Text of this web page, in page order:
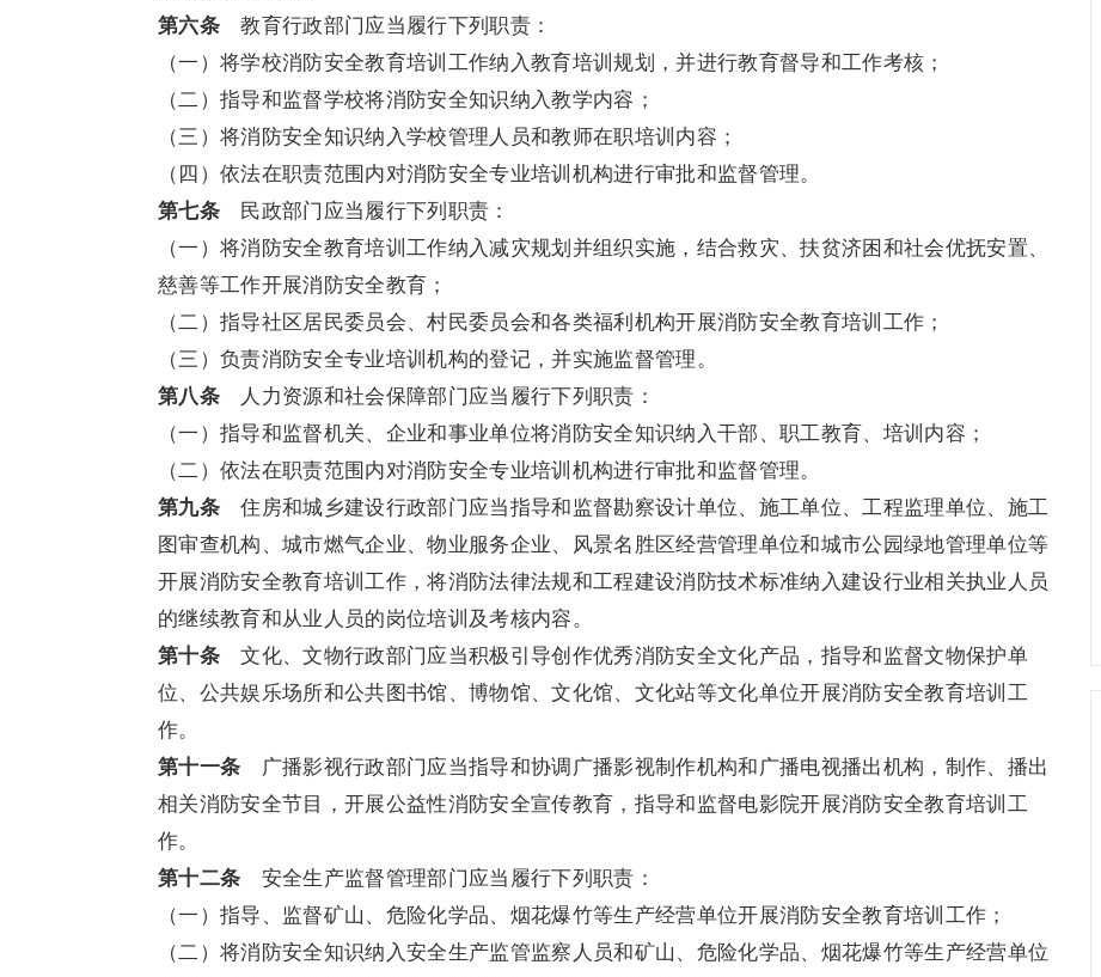
第六条 教育行政部门应当履行下列职责：
（一）将学校消防安全教育培训工作纳入教育培训规划，并进行教育督导和工作考核；
（二）指导和监督学校将消防安全知识纳入教学内容；
（三）将消防安全知识纳入学校管理人员和教师在职培训内容；
（四）依法在职责范围内对消防安全专业培训机构进行审批和监督管理。
第七条 民政部门应当履行下列职责：
（一）将消防安全教育培训工作纳入减灾规划并组织实施，结合救灾、扶贫济困和社会优抚安置、
慈善等工作开展消防安全教育；
（二）指导社区居民委员会、村民委员会和各类福利机构开展消防安全教育培训工作；
（三）负责消防安全专业培训机构的登记，并实施监督管理。
第八条 人力资源和社会保障部门应当履行下列职责：
（一）指导和监督机关、企业和事业单位将消防安全知识纳入干部、职工教育、培训内容；
（二）依法在职责范围内对消防安全专业培训机构进行审批和监督管理。
第九条 住房和城乡建设行政部门应当指导和监督勘察设计单位、施工单位、工程监理单位、施工
图审查机构、城市燃气企业、物业服务企业、风景名胜区经营管理单位和城市公园绿地管理单位等
开展消防安全教育培训工作，将消防法律法规和工程建设消防技术标准纳入建设行业相关执业人员
的继续教育和从业人员的岗位培训及考核内容。
第十条 文化、文物行政部门应当积极引导创作优秀消防安全文化产品，指导和监督文物保护单
位、公共娱乐场所和公共图书馆、博物馆、文化馆、文化站等文化单位开展消防安全教育培训工
作。
第十一条 广播影视行政部门应当指导和协调广播影视制作机构和广播电视播出机构，制作、播出
相关消防安全节目，开展公益性消防安全宣传教育，指导和监督电影院开展消防安全教育培训工
作。
第十二条 安全生产监督管理部门应当履行下列职责：
（一）指导、监督矿山、危险化学品、烟花爆竹等生产经营单位开展消防安全教育培训工作；
（二）将消防安全知识纳入安全生产监管监察人员和矿山、危险化学品、烟花爆竹等生产经营单位